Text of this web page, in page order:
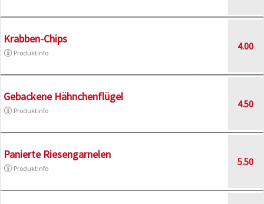
Krabben-Chips
Produktinfo
4.00
Gebackene Hähnchenflügel
Produktinfo
4.50
Panierte Riesengarnelen
Produktinfo
5.50